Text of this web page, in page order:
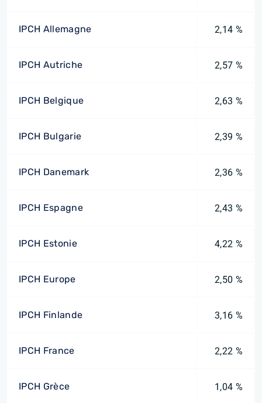
IPCH Allemagne 2,14 %
IPCH Autriche 2,57 %
IPCH Belgique 2,63 %
IPCH Bulgarie 2,39 %
IPCH Danemark 2,36 %
IPCH Espagne 2,43 %
IPCH Estonie 4,22 %
IPCH Europe 2,50 %
IPCH Finlande 3,16 %
IPCH France 2,22 %
IPCH Grèce 1,04 %